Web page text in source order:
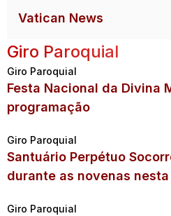
Vatican News
Giro Paroquial
Giro Paroquial
Festa Nacional da Divina
programação
Giro Paroquial
Santuário Perpétuo
durante as novenas
Giro Paroquial